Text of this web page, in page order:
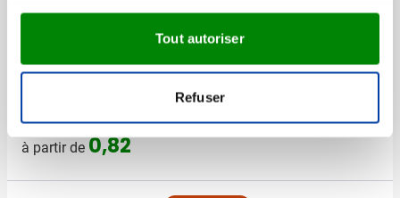
Tout autoriser
Refuser
008031032
à partir de 0,82
Livraison à partir de
Visonner